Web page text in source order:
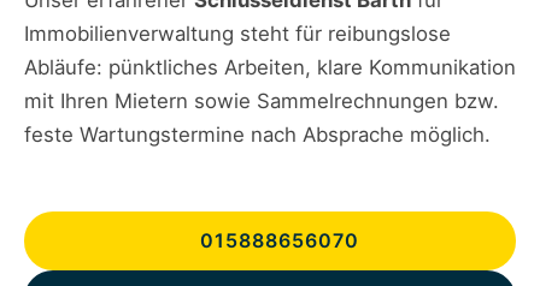
Immobilienverwaltung steht für reibungslose
Abläufe: pünktliches Arbeiten, klare Kommunikation
mit Ihren Mietern sowie Sammelrechnungen bzw.
feste Wartungstermine nach Absprache möglich.
015888656070